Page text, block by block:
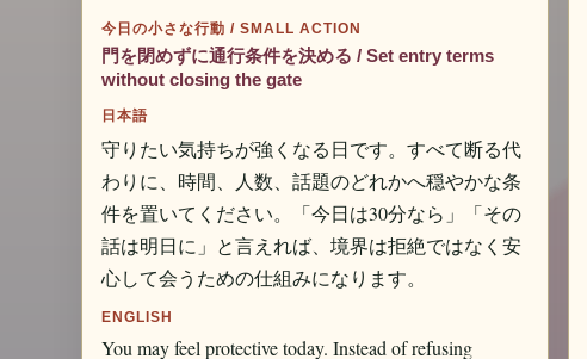
今日の小さな行動 / SMALL ACTION
門を閉めずに通行条件を決める / Set entry terms
without closing the gate
日本語
守りたい気持ちが強くなる日です。すべて断る代
わりに、時間、人数、話題のどれかへ穏やかな条
件を置いてください。「今日は30分なら」「その
話は明日に」と言えれば、境界は拒絶ではなく安
心して会うための仕組みになります。
ENGLISH
You may feel protective today. Instead of refusing